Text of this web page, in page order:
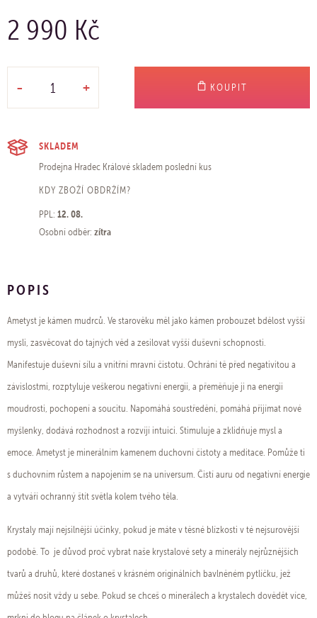
2 990 Kč
- + KOUPIT
SKLADEM
Prodejna Hradec Královéskladem poslední kus
KDY ZBOŽÍ OBDRŽÍM?
PPL: 12. 08.
Osobní odběr: zítra
POPIS
Ametyst je kámen mudrců. Ve starověku měl jako kámen probouzet bdělost vyšší
mysli, zasvěcovat do tajných věd a zesilovat vyšší duševní schopnosti.
Manifestuje duševní sílu a vnitřní mravní čistotu. Ochrání tě před negativitou a
závislostmi, rozptyluje veškerou negativní energii, a přeměňuje ji na energii
moudrosti, pochopení a soucitu. Napomáhá soustředění, pomáhá přijímat nové
myšlenky, dodává rozhodnost a rozvíjí intuici. Stimuluje a zklidňuje mysl a
emoce. Ametyst je minerálním kamenem duchovní čistoty a meditace. Pomůže ti
s duchovním růstem a napojením se na universum. Čistí auru od negativní energie
a vytváří ochranný štít světla kolem tvého těla.
Krystaly mají nejsilnější účinky, pokud je máte v těsné blízkosti v té nejsurovější
podobě. To je důvod proč vybrat naše krystalové sety a minerály nejrůznějších
tvarů a druhů, které dostaneš v krásném originálních bavlněném pytlíčku, jež
můžeš nosit vždy u sebe. Pokud se chceš o minerálech a krystalech dovědět více,